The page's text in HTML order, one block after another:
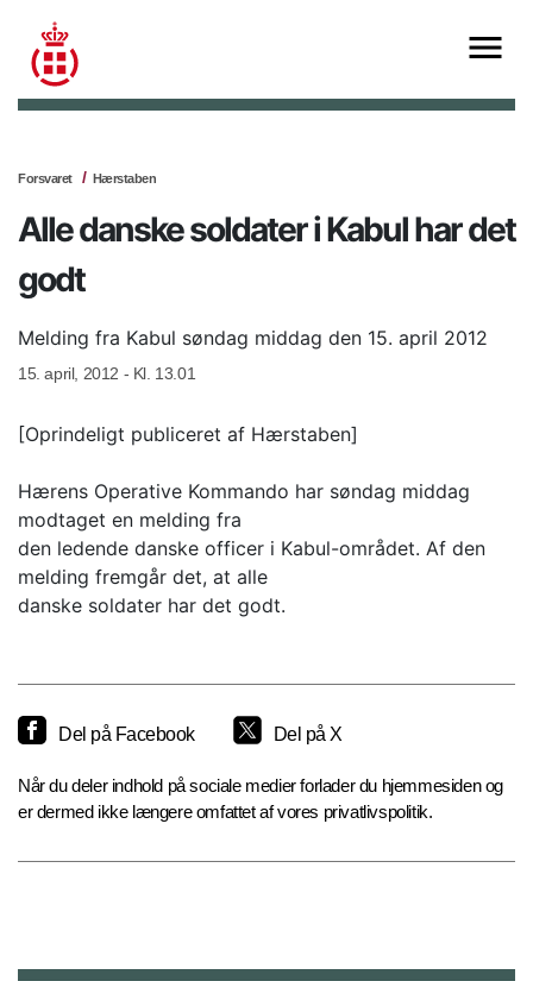
Forsvaret Hærstaben
Alle danske soldater i Kabul har det
godt
Melding fra Kabul søndag middag den 15. april 2012
15. april, 2012 - Kl. 13.01
[Oprindeligt publiceret af Hærstaben]
Hærens Operative Kommando har søndag middag
modtaget en melding fra
den ledende danske officer i Kabul-området. Af den
melding fremgår det, at alle
danske soldater har det godt.
Del på Facebook Del på X
Når du deler indhold på sociale medier forlader du hjemmesiden og
er dermed ikke længere omfattet af vores privatlivspolitik.